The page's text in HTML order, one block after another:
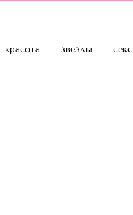
красота звезды секс